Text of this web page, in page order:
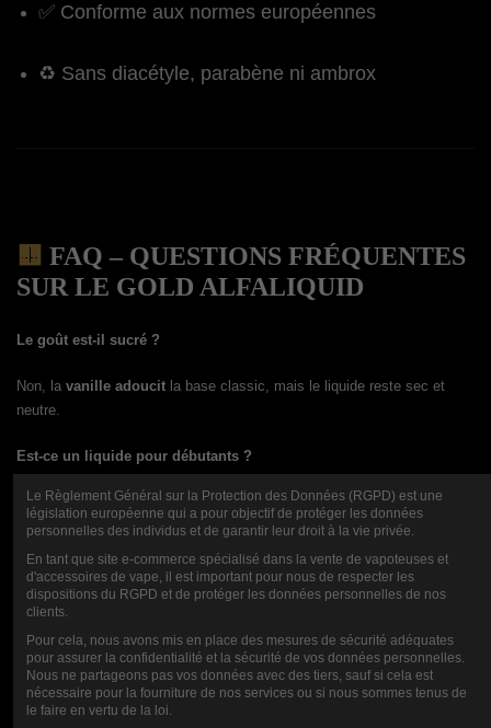
✅ Conforme aux normes européennes
♻️ Sans diacétyle, parabène ni ambrox
🟨 FAQ – QUESTIONS FRÉQUENTES
SUR LE GOLD ALFALIQUID
Le goût est-il sucré ?
Non, la vanille adoucit la base classic, mais le liquide reste sec et
neutre.
Est-ce un liquide pour débutants ?
Oui, il est parfait pouraccompagner le sevrage tabagique tout en
douceur.
Est-il compatible avec tous les matériels ?
Oui, mais le ratio 70/30 est recommandé avec
supérieures à 0.8 ohm, à puissance modérée.
Existe-t-il en format plus grand ?
Le Règlement Général sur la Protection des Données (RGPD) est une
législation européenne qui a pour objectif de protéger les données
personnelles des individus et de garantir leur droit à la vie privée.
En tant que site e-commerce spécialisé dans la vente de vapoteuses et
d'accessoires de vape, il est important pour nous de respecter les
dispositions du RGPD et de protéger les données personnelles de nos
clients.
Pour cela, nous avons mis en place des mesures de sécurité adéquates
pour assurer la confidentialité et la sécurité de vos données personnelles.
Nous ne partageons pas vos données avec des tiers, sauf si cela est
nécessaire pour la fourniture de nos services ou si nous sommes tenus de
le faire en vertu de la loi.